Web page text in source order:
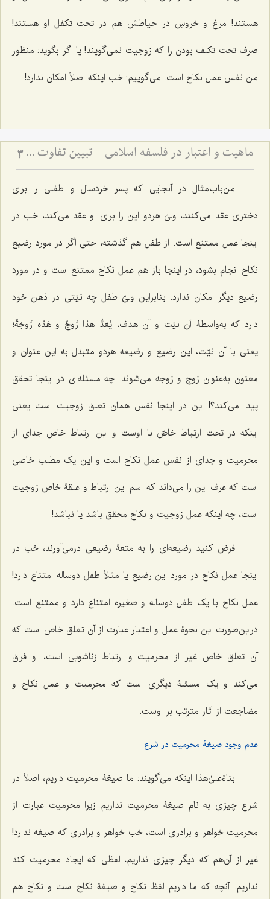
هستند! مرغ و خروسِ در حیاطش هم در تحت تکفل او هستند!
صرف تحت تکلف بودن را که زوجیت نمی‌گویند! یا اگر بگوید: منظور
من نفس عمل نکاح است. می‌گوییم: خب اینکه اصلاً امکان ندارد!
ماهیت و اعتبار در فلسفه اسلامی - تبیین تفاوت میان امور اعتباری و حقایق وجودی 3
من‌باب‌مثال در آنجایی که پسر خردسال و طفلی را برای
دختری عقد می‌کنند، ولیّ هردو این را برای او عقد می‌کند، خب در
اینجا عمل ممتنع است. از طفل هم گذشته، حتی اگر در مورد رضیع
نکاح انجام بشود، در اینجا باز هم عمل نکاح ممتنع است و در مورد
رضیع دیگر امکان ندارد. بنابراین ولیّ طفل چه نیّتی در ذهن خود
دارد که به‌واسطۀ آن نیّت و آن هدف، یُعَدُّ هذا زَوجٌ و هَذه زَوجَةٌ؛
یعنی با آن نیّت، این رضیع و رضیعه هردو متبدل به این عنوان و
معنون به‌عنوان زوج و زوجه می‌شوند. چه مسئله‌ای در اینجا تحقق
پیدا می‌کند؟! این در اینجا نفس همان تعلق زوجیت است یعنی
اینکه در تحت ارتباط خاصّ با اوست و این ارتباط خاص جدای از
محرمیت و جدای از نفس عمل نکاح است و این یک مطلب خاصی
است که عرف این را می‌داند که اسم این ارتباط و علقۀ خاص زوجیت
است، چه اینکه عمل زوجیت و نکاح محقق باشد یا نباشد!
فرض کنید رضیعه‌ای را به متعۀ رضیعی درمی‌آورند، خب در
اینجا عمل نکاح در مورد این رضیع یا مثلاً طفل دوساله امتناع دارد!
عمل نکاح با یک طفل دوساله و صغیره امتناع دارد و ممتنع است.
دراین‌صورت این نحوۀ عمل و اعتبار عبارت از آن تعلق خاص است که
آن تعلق خاص غیر از محرمیت و ارتباط زناشویی است، او فرق
می‌کند و یک مسئلۀ دیگری است که محرمیت و عمل نکاح و
مضاجعت از آثار مترتب بر اوست.
عدم وجود صیغۀ‌ محرمیت در شرع
بناءًعلیٰ‌هذا اینکه می‌گویند: ما صیغۀ محرمیت داریم، اصلاً در
شرع چیزی به نام صیغۀ محرمیت نداریم زیرا محرمیت عبارت از
محرمیت خواهر و برادری است، خب خواهر و برادری که صیغه ندارد!
غیر از آن‌هم که دیگر چیزی نداریم، لفظی که ایجاد محرمیت کند
نداریم. آنچه که ما داریم لفظ نکاح و صیغۀ نکاح است و نکاح هم